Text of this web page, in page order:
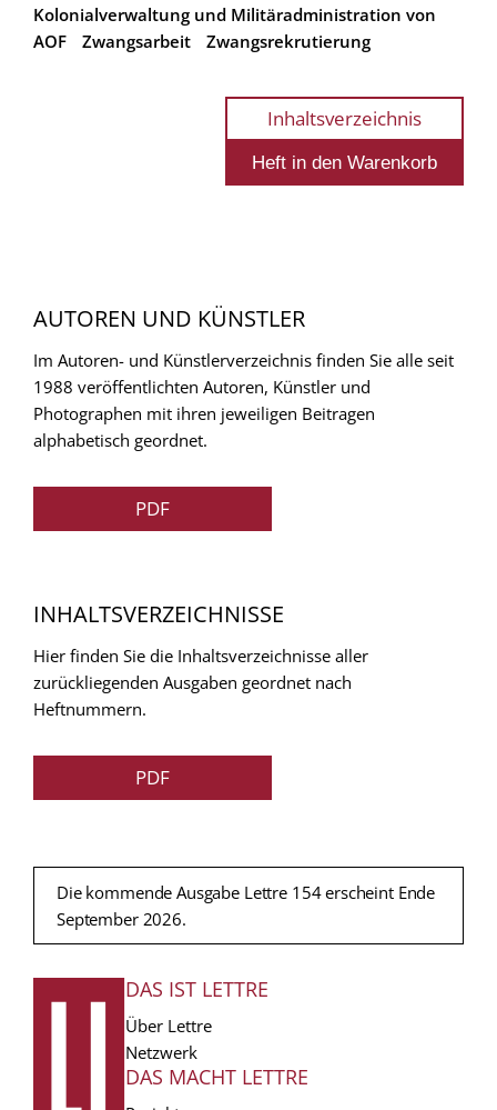
Kolonialverwaltung und Militäradministration von
AOF
Zwangsarbeit Zwangsrekrutierung
Inhaltsverzeichnis
AUTOREN UND KÜNSTLER
Im Autoren- und Künstlerverzeichnis finden Sie alle seit
1988 veröffentlichten Autoren, Künstler und
Photographen mit ihren jeweiligen Beitragen
alphabetisch geordnet.
PDF
INHALTSVERZEICHNISSE
Hier finden Sie die Inhaltsverzeichnisse aller
zurückliegenden Ausgaben geordnet nach
Heftnummern.
PDF
Die kommende Ausgabe Lettre 154 erscheint Ende
September 2026.
FUSSZEILE
DAS IST LETTRE
Über Lettre
Netzwerk
DAS MACHT LETTRE